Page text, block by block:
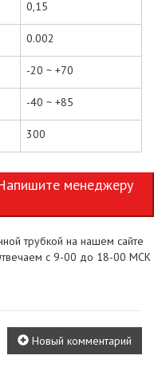
0,15
0.002
-20 ~ +70
-40 ~ +85
300
трубкой на нашем сайте
с 9-00 до 18-00 МСК
Новый комментарий